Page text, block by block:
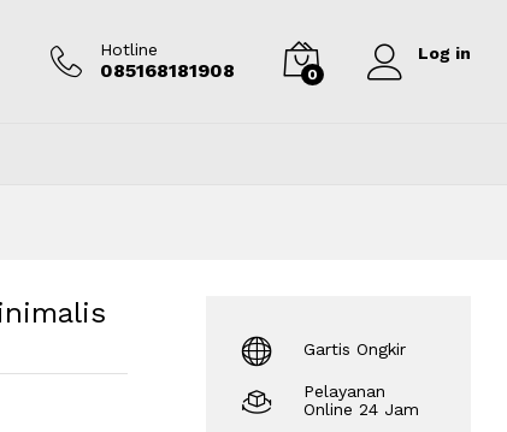
Hotline
085168181908 0
Log in
Gartis Ongkir
Pelayanan
Online 24 Jam